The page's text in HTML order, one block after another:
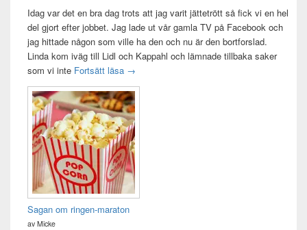
Idag var det en bra dag trots att jag varit jättetrött så fick vi en hel
del gjort efter jobbet. Jag lade ut vår gamla TV på Facebook och
jag hittade någon som ville ha den och nu är den bortforslad.
Linda kom iväg till Lidl och Kappahl och lämnade tillbaka saker
som vi inte Fortsätt läsa Idag var det en bra dag
→
Sagan om ringen-maraton
av Micke